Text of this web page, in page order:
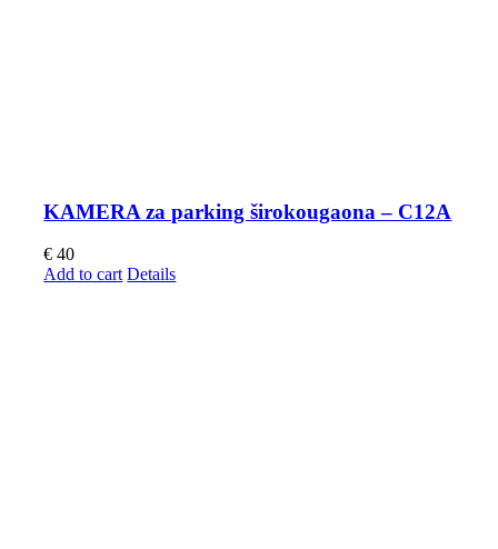
KAMERA za parking širokougaona – C12A
€ 40
Add to cart Details